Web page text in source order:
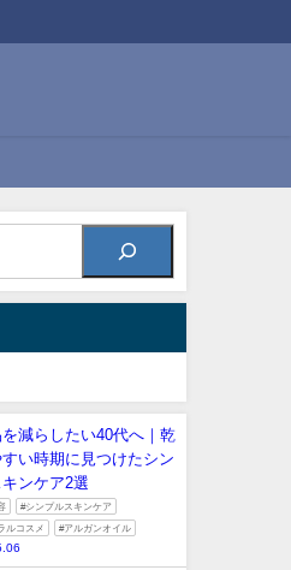
減らしたい40代へ｜乾
い時期に見つけたシン
ンケア2選
#シンプルスキンケア
ルコスメ #アルガンオイル